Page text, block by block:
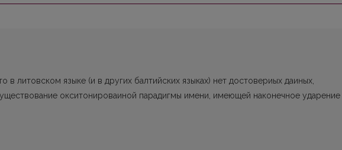
в литовском языке (и в других балтийских языках) нет достовериых даиных,
окситонироваиной парадигмы имени, имеющей наконечное ударение